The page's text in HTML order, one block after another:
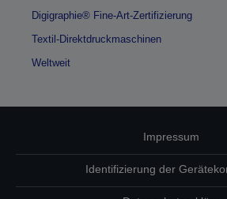
Digigraphie® Fine-Art-Zertifizierung
Textil-Direktdruckmaschinen
Weltweit
Impressum
Identifizierung der